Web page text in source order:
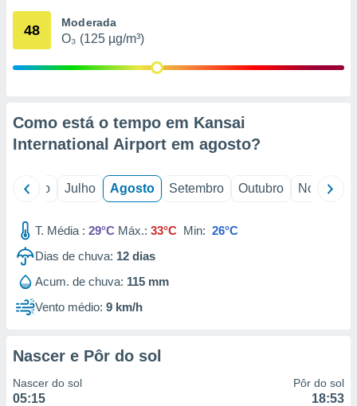
através
1199
48 Moderada
O₃ (125 µg/m³)
Como está o tempo em Kansai
International Airport em agosto?
Junho Julho Agosto Setembro Outubro Novembro
T. Média : 29°C Máx.: 33°C Min: 26°C
Dias de chuva: 12 dias
Acum. de chuva: 115 mm
Vento médio: 9 km/h
Nascer e Pôr do sol
Nascer do sol
05:15
Pôr do sol
18:53